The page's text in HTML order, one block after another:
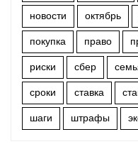
новости
октябрь
покупка
право
риски
сбер
сроки
ставка
шаги
штрафы